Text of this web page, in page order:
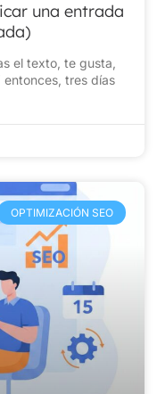
una entrada
el texto, te gusta,
entonces, tres días
OPTIMIZACIÓN SEO